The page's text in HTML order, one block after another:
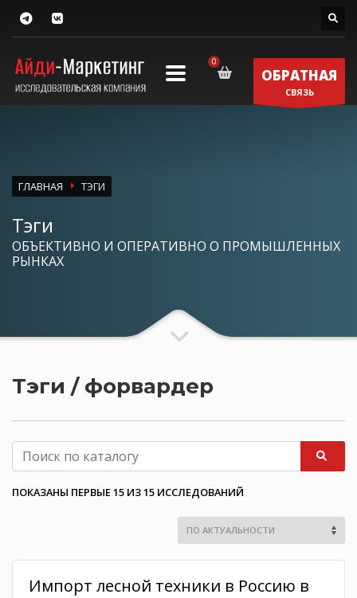
ОБРАТНАЯ
СВЯЗЬ
ГЛАВНАЯ ТЭГИ
Тэги
ОБЪЕКТИВНО И ОПЕРАТИВНО О ПРОМЫШЛЕННЫХ
РЫНКАХ
Тэги / форвардер
ПОКАЗАНЫ ПЕРВЫЕ 15 ИЗ 15 ИССЛЕДОВАНИЙ
Импорт лесной техники в Россию в